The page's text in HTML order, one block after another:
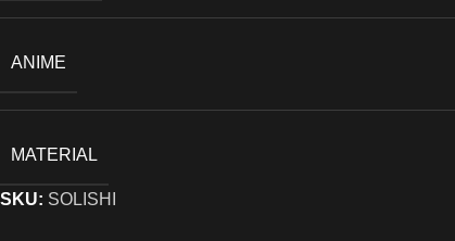
ANIME
MATERIAL
SKU: SOLISHI